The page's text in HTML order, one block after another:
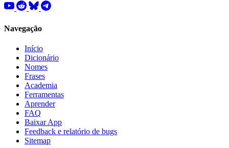
Navegação
Início
Dicionário
Nomes
Frases
Academia
Ferramentas
Aprender
FAQ
Baixar App
Feedback e relatório de bugs
Sitemap